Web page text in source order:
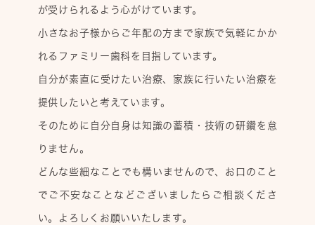
が受けられるよう心がけています。
小さなお子様からご年配の方まで家族で気軽にかか
れるファミリー歯科を目指しています。
自分が素直に受けたい治療、家族に行いたい治療を
提供したいと考えています。
そのために自分自身は知識の蓄積・技術の研鑽を怠
りません。
どんな些細なことでも構いませんので、お口のこと
でご不安なことなどございましたらご相談くださ
い。よろしくお願いいたします。